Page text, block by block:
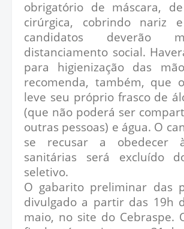
obrigatório de máscara,
cirúrgica, cobrindo nariz
candidatos deverão
distanciamento social.
para higienização das
recomenda, também, que
leve seu próprio frasco de
(que não poderá ser
outras pessoas) e água. O
se recusar a obedecer
sanitárias será excluído
seletivo.
O gabarito preliminar das
divulgado a partir das 19h
maio, no site do Cebraspe.